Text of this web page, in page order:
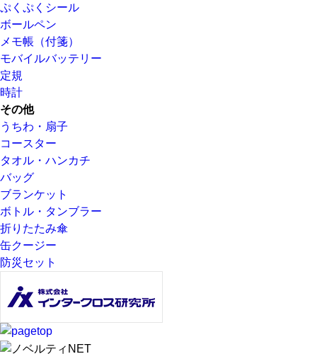
ぷくぷくシール
ボールペン
メモ帳（付箋）
モバイルバッテリー
定規
時計
その他
うちわ・扇子
コースター
タオル・ハンカチ
バッグ
ブランケット
ボトル・タンブラー
折りたたみ傘
缶クージー
防災セット